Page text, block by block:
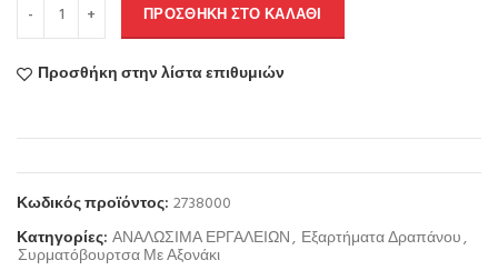
ΠΡΟΣΘΉΚΗ ΣΤΟ ΚΑΛΆΘΙ
Προσθήκη στην λίστα επιθυμιών
Κωδικός προϊόντος: 2738000
Κατηγορίες: ΑΝΑΛΩΣΙΜΑ ΕΡΓΑΛΕΙΩΝ, Εξαρτήματα Δραπάνου,
Συρματόβουρτσα Με Αξονάκι